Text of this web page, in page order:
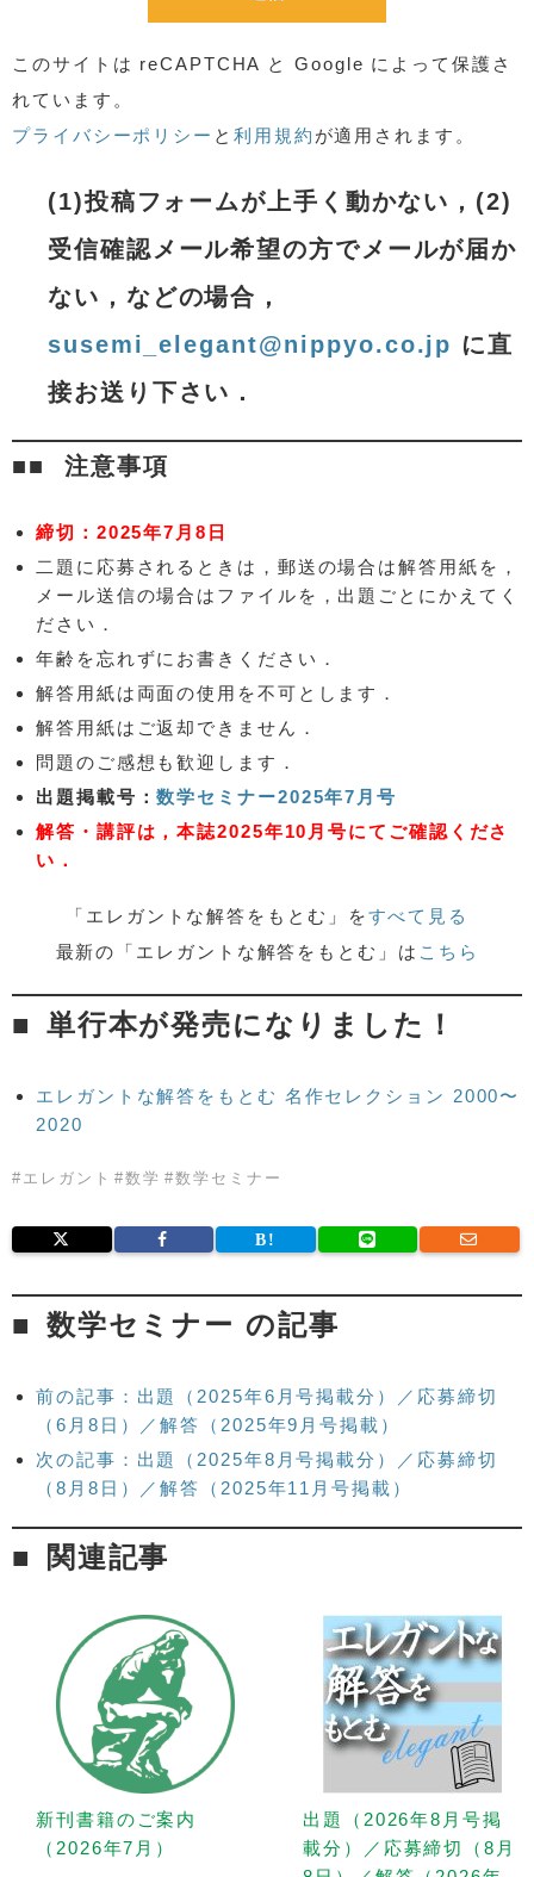
このサイトは reCAPTCHA と Google によって保護さ
れています。
プライバシーポリシー と 利用規約 が適用されます。
(1)投稿フォームが上手く動かない，(2)
受信確認メール希望の方でメールが届か
ない，などの場合，
susemi_elegant@nippyo.co.jp に直
接お送り下さい．
注意事項
締切：2025年7月8日
二題に応募されるときは，郵送の場合は解答用紙を，
メール送信の場合はファイルを，出題ごとにかえてく
ださい．
年齢を忘れずにお書きください．
解答用紙は両面の使用を不可とします．
解答用紙はご返却できません．
問題のご感想も歓迎します．
出題掲載号：数学セミナー2025年7月号
解答・講評は，本誌2025年10月号にてご確認くださ
い．
「エレガントな解答をもとむ」をすべて見る
最新の「エレガントな解答をもとむ」は こちら
単行本が発売になりました！
エレガントな解答をもとむ 名作セレクション 2000〜
2020
# エレガント #数学 #数学セミナー
数学セミナー の記事
前の記事：出題（2025年6月号掲載分）／応募締切
（6月8日）／解答（2025年9月号掲載）
次の記事：出題（2025年8月号掲載分）／応募締切
（8月8日）／解答（2025年11月号掲載）
関連記事
新刊書籍のご案内
（2026年7月）
出題（2026年8月号掲
載分）／応募締切（8月